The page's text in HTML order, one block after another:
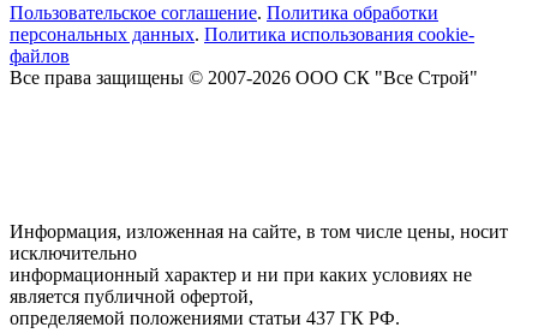
Пользовательское соглашение. Политика обработки
персональных данных. Политика использования cookie-
файлов
Все права защищены © 2007-2026 ООО СК "Все Строй"
Информация, изложенная на сайте, в том числе цены, носит
исключительно
информационный характер и ни при каких условиях не
является публичной офертой,
определяемой положениями статьи 437 ГК РФ.